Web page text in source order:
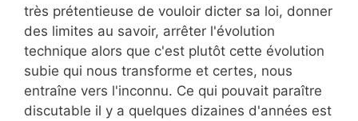
très prétentieuse de vouloir dicter sa loi, donner
des limites au savoir, arrêter l'évolution
technique alors que c'est plutôt cette évolution
subie qui nous transforme et certes, nous
entraîne vers l'inconnu. Ce qui pouvait paraître
discutable il y a quelques dizaines d'années est